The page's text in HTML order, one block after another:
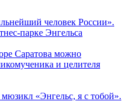
человек России».
парке Энгельса
Саратова можно
и целителя
«Энгельс, я с тобой».